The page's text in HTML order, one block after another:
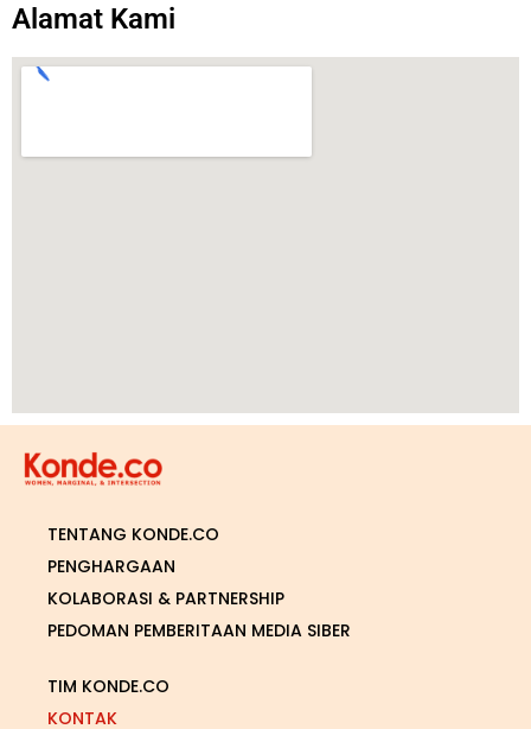
Alamat Kami
TENTANG KONDE.CO
PENGHARGAAN
KOLABORASI & PARTNERSHIP
PEDOMAN PEMBERITAAN MEDIA SIBER
TIM KONDE.CO
KONTAK